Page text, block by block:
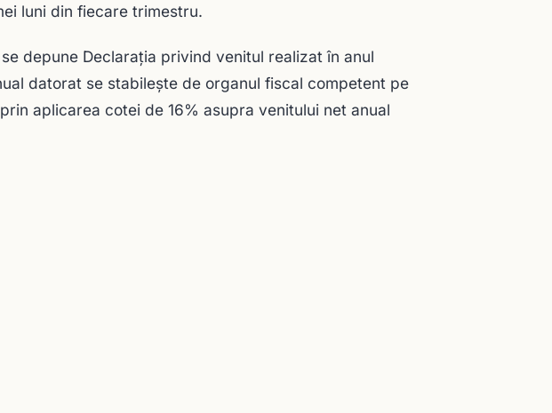
luni din fiecare trimestru.
depune Declaraţia privind venitul realizat în anul
datorat se stabileşte de organul fiscal competent pe
aplicarea cotei de 16% asupra venitului net anual